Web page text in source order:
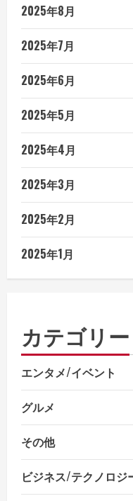
2025年8月
2025年7月
2025年6月
2025年5月
2025年4月
2025年3月
2025年2月
2025年1月
カテゴリー
エンタメ/イベント
グルメ
その他
ビジネス/テクノロジ